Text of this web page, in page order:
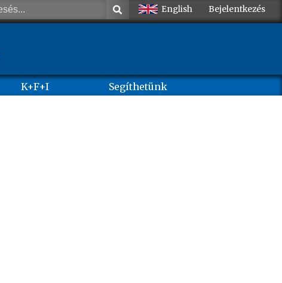
English Bejelentkezés
K+F+I Segíthetünk